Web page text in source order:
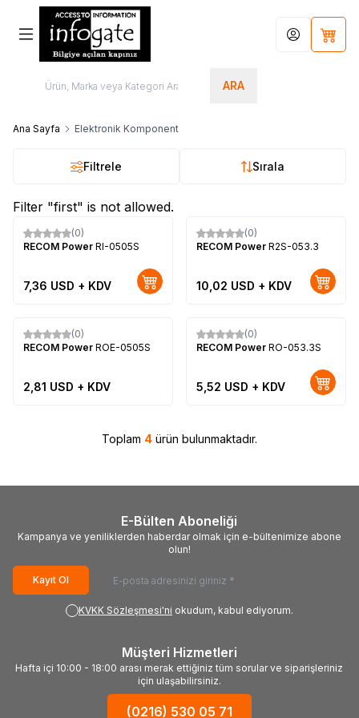
ARA
Hesabım
Ana Sayfa Elektronik Komponent
Filtrele Sırala
Filter "first" is not allowed.
Yeni
(0)
RECOM Power RI-0505S
7,36 USD + KDV
Yeni
(0)
RECOM Power R2S-053.3
10,02 USD + KDV
Yeni
(0)
RECOM Power ROE-0505S
2,81 USD + KDV
Yeni
(0)
RECOM Power RO-053.3S
5,52 USD + KDV
Toplam 4 ürün bulunmaktadır.
E-Bülten Aboneliği
Kampanya ve yeniliklerden haberdar olmak için e-bültenimize abone
olun!
Kayıt Ol
KVKK Sözleşmesi'ni okudum, kabul ediyorum.
Müşteri Hizmetleri
Hafta içi 10:00 - 18:00 arası merak ettiğiniz tüm sorular ve siparişleriniz
için ulaşabilirsiniz.
(0216) 530 05 71